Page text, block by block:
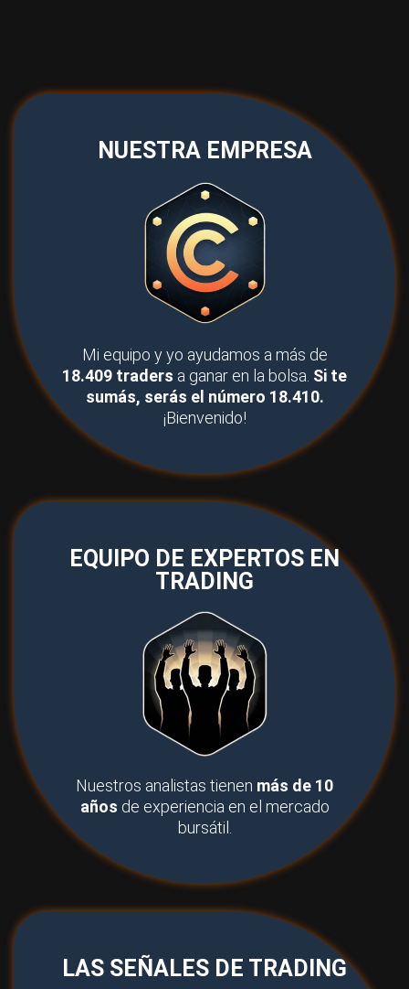
NUESTRA EMPRESA
Mi equipo y yo ayudamos a más de
18.409 traders a ganar en la bolsa. Si te
sumás, serás el número 18.410.
¡Bienvenido!
EQUIPO DE EXPERTOS EN
TRADING
Nuestros analistas tienen más de 10
años de experiencia en el mercado
bursátil.
LAS SEÑALES DE TRADING